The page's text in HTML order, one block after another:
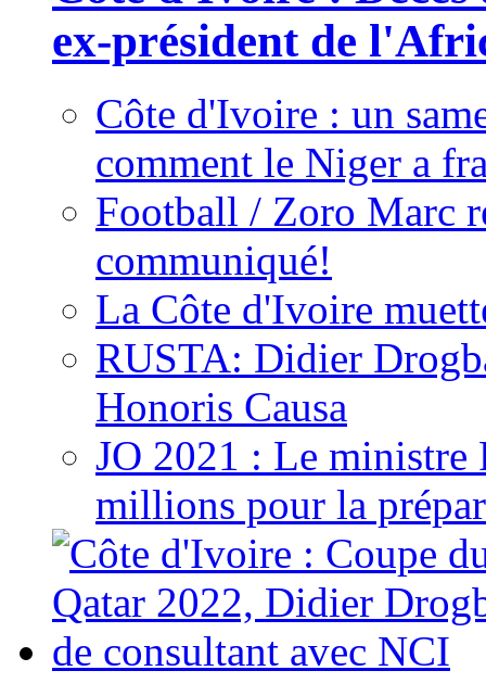
ex-président de
Côte d'Ivoire : un
comment le Niger a
Football / Zoro Marc
communiqué!
La Côte d'Ivoire
RUSTA: Didier
Honoris Causa
JO 2021 : Le ministre
millions pour la